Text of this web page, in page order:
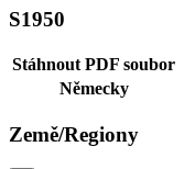
S1950
Stáhnout PDF soubor
Německy
Země/Regiony